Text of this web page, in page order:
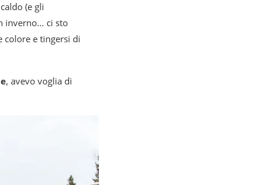
(e gli
inverno… ci sto
colore e tingersi di
, avevo voglia di